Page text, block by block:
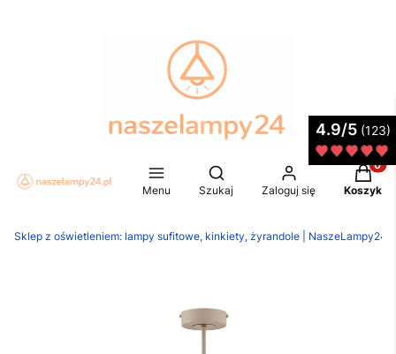
Menu
Otwórz wyszukiwarkę
Szukaj Zaloguj się Koszyk
Sklep z oświetleniem: lampy sufitowe, kinkiety, żyrandole |
4.9/5 (123)